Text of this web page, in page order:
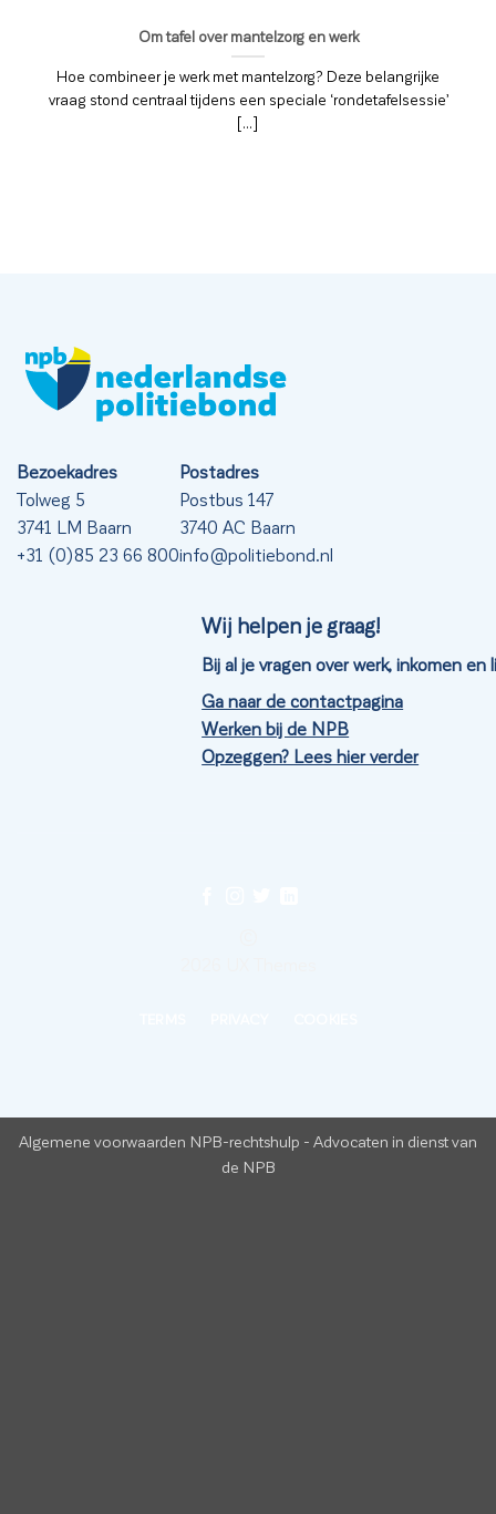
Om tafel over mantelzorg en werk
Hoe combineer je werk met mantelzorg? Deze belangrijke
vraag stond centraal tijdens een speciale ‘rondetafelsessie’
[...]
Bezoekadres
Tolweg 5
3741 LM Baarn
+31 (0)85 23 66 800
Postadres
Postbus 147
3740 AC Baarn
info@politiebond.nl
Wij helpen je graag!
Bij al je vragen over werk, inkomen en
Ga naar de contactpagina
Werken bij de NPB
Opzeggen? Lees hier verder
Algemene voorwaarden NPB-rechtshulp - Advocaten in dienst van
de NPB